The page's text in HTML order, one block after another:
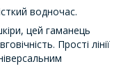
водночас.
цей гаманець
Прості лінії